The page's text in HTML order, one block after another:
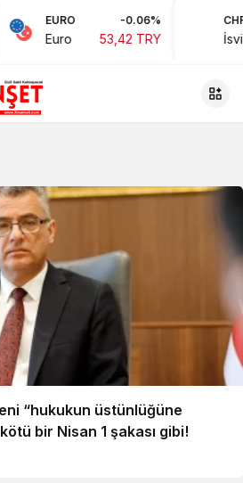
EURO -0.06%
Euro 53,42 TRY
CHF
“hukukun üstünlüğüne
bir Nisan 1 şakası gibi!